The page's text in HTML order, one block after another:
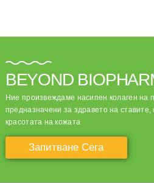
BEYOND
Ние произвеждаме насипен колаген на
предназначени за здравето на
красотата на кожата
Запитване Сега